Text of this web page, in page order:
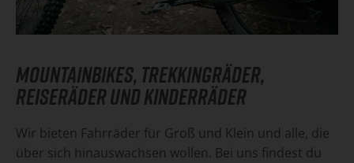
MOUNTAINBIKES, TREKKINGRÄDER,
REISERÄDER UND KINDERRÄDER
Wir bieten Fahrräder für Groß und Klein und alle, die
über sich hinauswachsen wollen. Bei uns findest du